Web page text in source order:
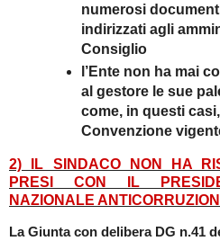
numerosi
indirizzati agli
Consiglio
l’Ente non ha mai
al gestore le sue
come, in questi
Convenzione
2) IL SINDACO NON HA
PRESI CON IL
NAZIONALE
La Giunta con delibera DG n.41